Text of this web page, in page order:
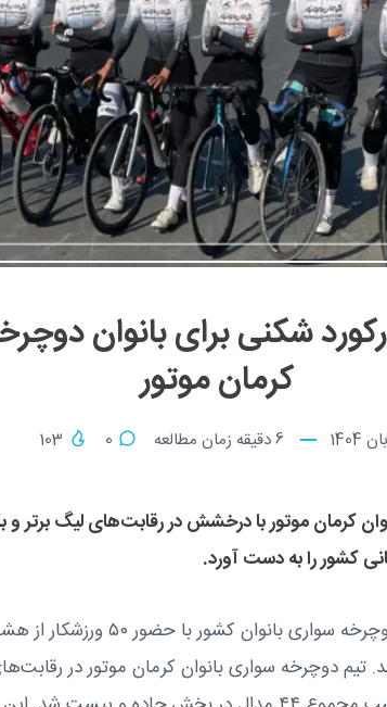
شکنی برای بانوان
کرمان موتور
6دقیقه زمان مطالعه 0
کرمان موتور با درخشش در رقابت‌های لیگ برتر
کشور را به دست آورد.
مرحله دوم لیگ برتر دوچرخه سواری بانوان
تیم دوچرخه سواری بانوان کرمان موتور در